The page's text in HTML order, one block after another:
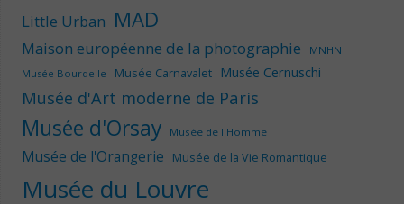
Little Urban MAD
Maison européenne de la photographie
MNHN
Musée Bourdelle
Musée Carnavalet Musée Cernuschi
Musée d'Art moderne de Paris
Musée d'Orsay Musée de l'Homme
Musée de l'Orangerie Musée de la Vie Romantique
Musée du Louvre